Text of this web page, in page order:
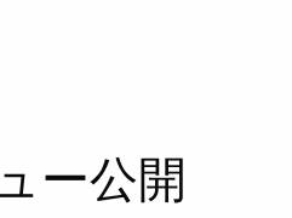
ー公開